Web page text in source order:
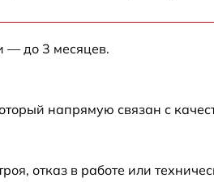
— до 3 месяцев.
напрямую связан с
отказ в работе или